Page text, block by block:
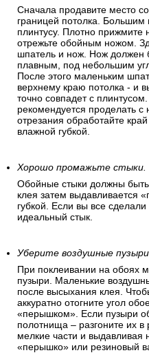
Сначала продавите место
границей потолка.
плинтусу. Плотно прижмите
отрежьте обойным ножом.
шпатель и нож. Нож должен
плавным, под небольшим
После этого маленьким
верхнему краю потолка - и
точно совпадет с
рекомендуется проделать
отрезания обработайте
влажной губкой.
Хорошо промажьте стыки.
Обойные стыки должны
клея затем выдавливается
губкой. Если вы все
идеальный стык.
Уберите воздушные пузыри
При поклеивании на обоях
пузыри. Маленькие
после высыхания клея.
аккуратно отогните угол
«перышком». Если пузыри
полотнища – разгоните их
мелкие части и выдавливая
«перышко» или резиновый